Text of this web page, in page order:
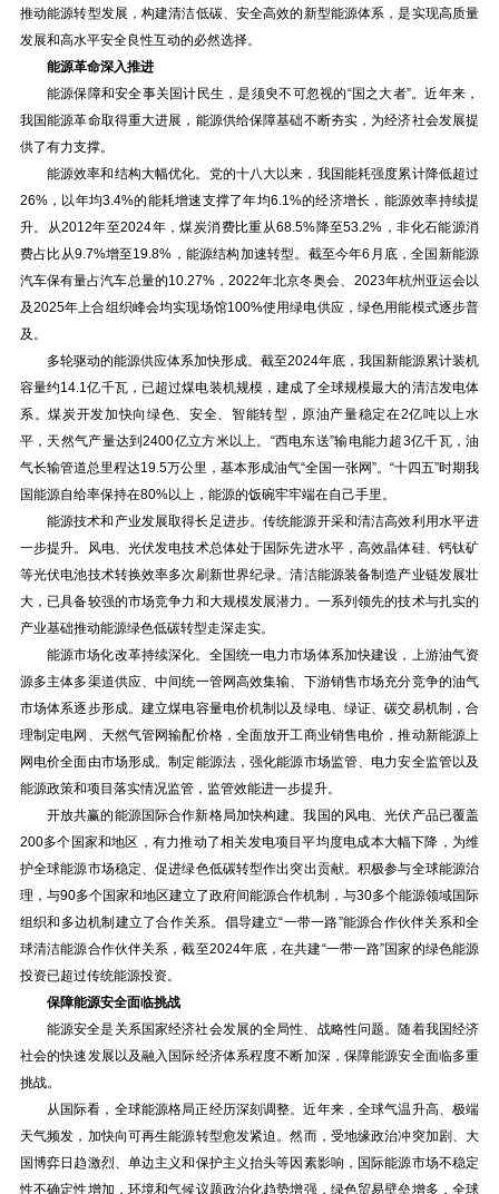
推动能源转型发展，构建清洁低碳、安全高效的新型能源体系，是实现高质量
发展和高水平安全良性互动的必然选择。
能源革命深入推进
能源保障和安全事关国计民生，是须臾不可忽视的“国之大者”。近年来，
我国能源革命取得重大进展，能源供给保障基础不断夯实，为经济社会发展提
供了有力支撑。
能源效率和结构大幅优化。党的十八大以来，我国能耗强度累计降低超过
26%，以年均3.4%的能耗增速支撑了年均6.1%的经济增长，能源效率持续提
升。从2012年至2024年，煤炭消费比重从68.5%降至53.2%，非化石能源消
费占比从9.7%增至19.8%，能源结构加速转型。截至今年6月底，全国新能源
汽车保有量占汽车总量的10.27%，2022年北京冬奥会、2023年杭州亚运会以
及2025年上合组织峰会均实现场馆100%使用绿电供应，绿色用能模式逐步普
及。
多轮驱动的能源供应体系加快形成。截至2024年底，我国新能源累计装机
容量约14.1亿千瓦，已超过煤电装机规模，建成了全球规模最大的清洁发电体
系。煤炭开发加快向绿色、安全、智能转型，原油产量稳定在2亿吨以上水
平，天然气产量达到2400亿立方米以上。“西电东送”输电能力超3亿千瓦，油
气长输管道总里程达19.5万公里，基本形成油气“全国一张网”。“十四五”时期我
国能源自给率保持在80%以上，能源的饭碗牢牢端在自己手里。
能源技术和产业发展取得长足进步。传统能源开采和清洁高效利用水平进
一步提升。风电、光伏发电技术总体处于国际先进水平，高效晶体硅、钙钛矿
等光伏电池技术转换效率多次刷新世界纪录。清洁能源装备制造产业链发展壮
大，已具备较强的市场竞争力和大规模发展潜力。一系列领先的技术与扎实的
产业基础推动能源绿色低碳转型走深走实。
能源市场化改革持续深化。全国统一电力市场体系加快建设，上游油气资
源多主体多渠道供应、中间统一管网高效集输、下游销售市场充分竞争的油气
市场体系逐步形成。建立煤电容量电价机制以及绿电、绿证、碳交易机制，合
理制定电网、天然气管网输配价格，全面放开工商业销售电价，推动新能源上
网电价全面由市场形成。制定能源法，强化能源市场监管、电力安全监管以及
能源政策和项目落实情况监管，监管效能进一步提升。
开放共赢的能源国际合作新格局加快构建。我国的风电、光伏产品已覆盖
200多个国家和地区，有力推动了相关发电项目平均度电成本大幅下降，为维
护全球能源市场稳定、促进绿色低碳转型作出突出贡献。积极参与全球能源治
理，与90多个国家和地区建立了政府间能源合作机制，与30多个能源领域国际
组织和多边机制建立了合作关系。倡导建立“一带一路”能源合作伙伴关系和全
球清洁能源合作伙伴关系，截至2024年底，在共建“一带一路”国家的绿色能源
投资已超过传统能源投资。
保障能源安全面临挑战
能源安全是关系国家经济社会发展的全局性、战略性问题。随着我国经济
社会的快速发展以及融入国际经济体系程度不断加深，保障能源安全面临多重
挑战。
从国际看，全球能源格局正经历深刻调整。近年来，全球气温升高、极端
天气频发，加快向可再生能源转型愈发紧迫。然而，受地缘政治冲突加剧、大
国博弈日趋激烈、单边主义和保护主义抬头等因素影响，国际能源市场不稳定
性不确定性增加，环境和气候议题政治化趋势增强，绿色贸易壁垒增多，全球